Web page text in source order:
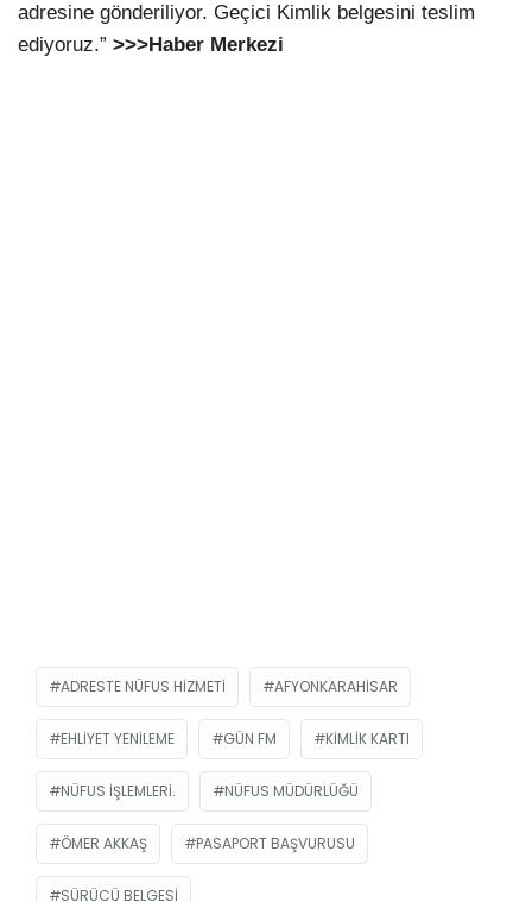
adresine gönderiliyor. Geçici Kimlik belgesini teslim
ediyoruz.” >>>Haber Merkezi
ADRESTE NÜFUS HIZMETI AFYONKARAHISAR
EHLIYET YENILEME GÜN FM KIMLIK KARTI
NÜFUS IŞLEMLERI. NÜFUS MÜDÜRLÜĞÜ
ÖMER AKKAŞ PASAPORT BAŞVURUSU
SÜRÜCÜ BELGESI